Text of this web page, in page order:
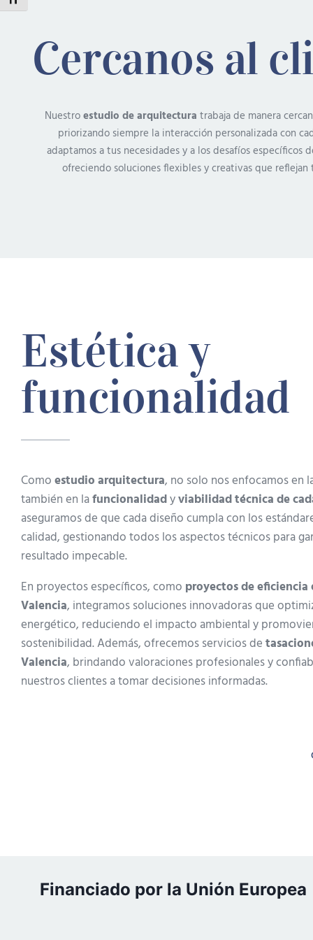
Cercanos al
Nuestroestudio de arquitectura trabaja de manera
priorizando siempre la interacción personalizada con
adaptamos a tus necesidades y a los desafíos específicos
ofreciendo soluciones flexibles y creativas que reflejan
Estética y
funcionalidad
Comoestudio arquitectura, no solo nos enfocamos en
también en lafuncionalidadyviabilidad técnica de
aseguramos de que cada diseño cumpla con los
calidad, gestionando todos los aspectos técnicos para
resultado impecable.
En proyectos específicos, como proyectos de eficiencia
Valencia, integramos soluciones innovadoras que
energético, reduciendo el impacto ambiental y
sostenibilidad. Además, ofrecemos servicios de
Valencia, brindando valoraciones profesionales y
nuestros clientes a tomar decisiones informadas.
Financiado por la Unión Europea